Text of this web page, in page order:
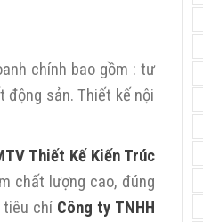
chính bao gồm : tư
sản. Thiết kế nội
Thiết Kế Kiến Trúc
chất lượng cao, đúng
tiêu chí Công ty TNHH